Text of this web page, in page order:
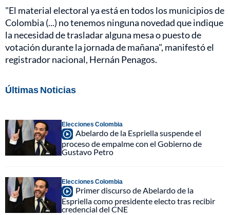
"El material electoral ya está en todos los municipios de
Colombia (...) no tenemos ninguna novedad que indique
la necesidad de trasladar alguna mesa o puesto de
votación durante la jornada de mañana", manifestó el
registrador nacional, Hernán Penagos.
Últimas Noticias
Elecciones Colombia
Abelardo de la Espriella suspende el
proceso de empalme con el Gobierno de
Gustavo Petro
Elecciones Colombia
Primer discurso de Abelardo de la
Espriella como presidente electo tras recibir
credencial del CNE